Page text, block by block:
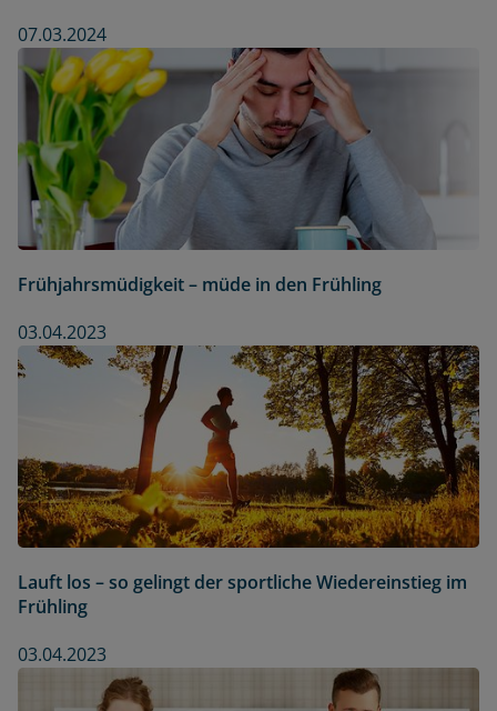
07.03.2024
Frühjahrsmüdigkeit – müde in den Frühling
03.04.2023
Lauft los – so gelingt der sportliche Wiedereinstieg im
Frühling
03.04.2023